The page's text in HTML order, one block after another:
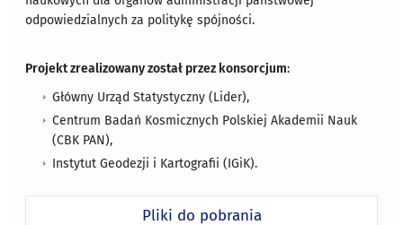
odpowiedzialnych za politykę spójności.
Projekt zrealizowany został przez konsorcjum:
Główny Urząd Statystyczny (Lider),
Centrum Badań Kosmicznych Polskiej Akademii Nauk
(CBK PAN),
Instytut Geodezji i Kartografii (IGiK).
Pliki do pobrania